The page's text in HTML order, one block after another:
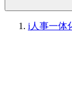
i人事一体